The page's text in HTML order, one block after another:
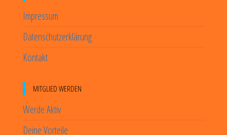
Impressum
Datenschutzerklärung
Kontakt
MITGLIED WERDEN
Werde Aktiv
Deine Vorteile